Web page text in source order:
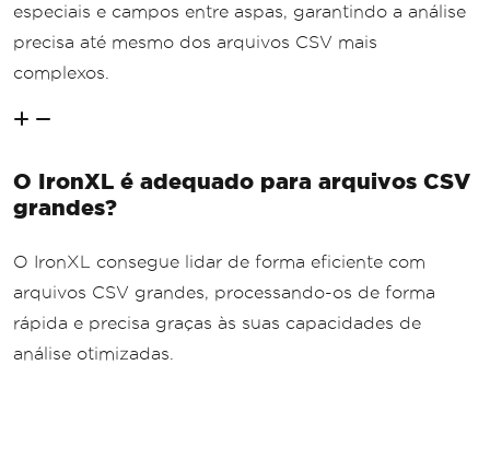
especiais e campos entre aspas, garantindo a análise
precisa até mesmo dos arquivos CSV mais
complexos.
O IronXL é adequado para arquivos CSV
grandes?
O IronXL consegue lidar de forma eficiente com
arquivos CSV grandes, processando-os de forma
rápida e precisa graças às suas capacidades de
análise otimizadas.